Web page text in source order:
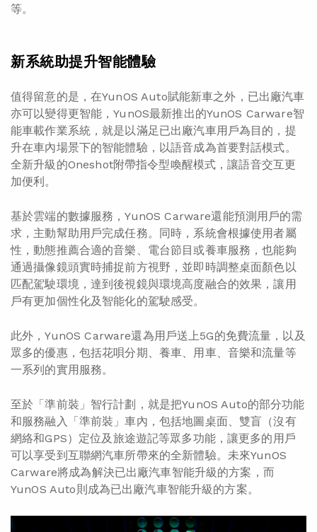
等。
新系統助提升智能體驗
值得留意的是，在YunOS Auto賦能新車之外，已出廠汽車
亦可以變得更智能，YunOS最新推出的YunOS Carware智
能車載作業系統，就是以滿足已出廠汽車用戶為目的，提
升在車內場景下的智能體驗，以語音成為首要對話模式。
全新升級的Oneshot附帶指令型喚醒模式，讓語音交互更
加便利。
基於雲端的數據服務，YunOS Carware還能預測用戶的需
求，主動幫助用戶完成任務。同時，系統會根據使用者屬
性，動態推薦合適的音樂、電台節目或養車服務，也能夠
通過攝像鏡頭實時捕捉前方視野，並即時調整桌面顏色以
匹配駕駛環境，達到後視鏡與環境高度融合的效果，讓用
戶有更加個性化及智能化的駕駛感受。
此外，YunOS Carware還為用戶送上5G的免費流量，以及
眾多的優惠，包括花唄分期、養車、用車、音樂和流量等
一系列的實用服務。
至於「準前裝」智行計劃，就是把YunOS Auto的部分功能
和服務融入「準前裝」車內，包括地圖桌面、雙盲（沒有
網絡和GPS）定位及旅途遊記等眾多功能，讓更多的用戶
可以享受到互聯網汽車所帶來的全新體驗。未來YunOS
Carware將成為解決已出廠汽車智能升級的方案，而
YunOS Auto則成為已出廠汽車智能升級的方案。